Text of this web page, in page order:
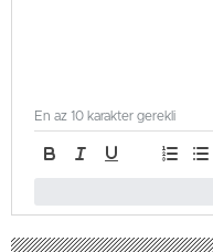
En az 10 karakter gerekli